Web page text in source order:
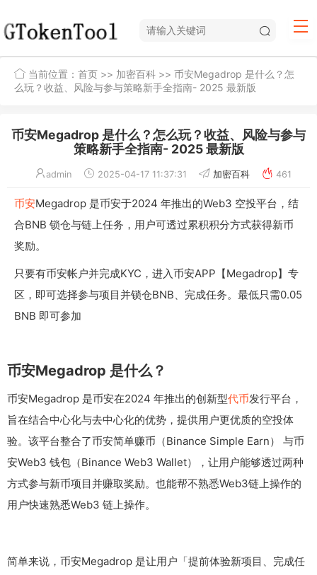
当前位置： 首页 >> 加密百科 >> 币安Megadrop 是什么？怎
么玩？收益、风险与参与策略新手全指南- 2025 最新版
币安Megadrop 是什么？怎么玩？收益、风险与参与
策略新手全指南- 2025 最新版
admin 2025-04-17 11:37:31 加密百科 461
币安Megadrop 是币安于2024 年推出的Web3 空投平台，结
合BNB 锁仓与链上任务，用户可透过累积积分方式获得新币
奖励。
只要有币安帐户并完成KYC，进入币安APP【Megadrop】专
区，即可选择参与项目并锁仓BNB、完成任务。最低只需0.05
BNB 即可参加
币安Megadrop 是什么？
币安Megadrop 是币安在2024 年推出的创新型代币发行平台，
旨在结合中心化与去中心化的优势，提供用户更优质的空投体
验。该平台整合了币安简单赚币（Binance Simple Earn） 与币
安Web3 钱包（Binance Web3 Wallet），让用户能够透过两种
方式参与新币项目并赚取奖励。也能帮不熟悉Web3链上操作的
用户快速熟悉Web3 链上操作。
简单来说，币安Megadrop 是让用户「提前体验新项目、完成任